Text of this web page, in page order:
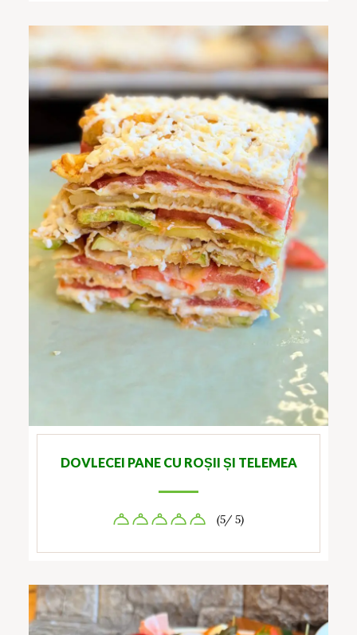
DOVLECEI PANE CU ROȘII ȘI TELEMEA
(5/ 5)